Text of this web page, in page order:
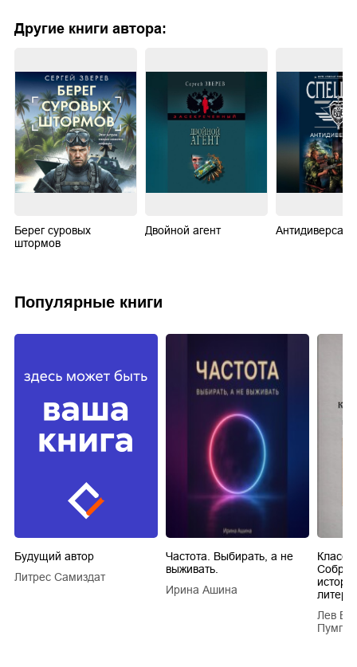
Другие книги автора:
Берег суровых
штормов
Двойной агент
Популярные книги
Будущий автор
Литрес Самиздат
Частота. Выбирать, а не
выживать.
Ирина Ашина
Лев